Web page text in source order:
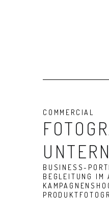
COMMERCIAL
BUSINESS-
BEGLEITUNG IM